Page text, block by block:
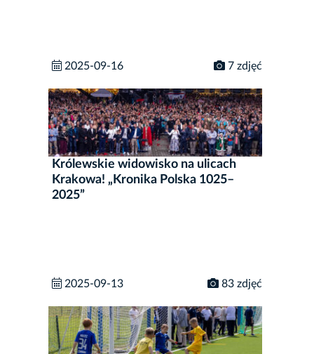
2025-09-16 7 zdjęć
Królewskie widowisko na ulicach
Krakowa! „Kronika Polska 1025–
2025”
2025-09-13 83 zdjęć